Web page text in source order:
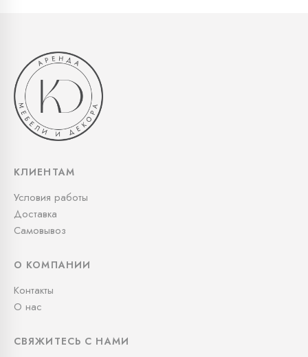
КЛИЕНТАМ
Условия работы
Доставка
Самовывоз
О КОМПАНИИ
Контакты
О нас
СВЯЖИТЕСЬ С НАМИ